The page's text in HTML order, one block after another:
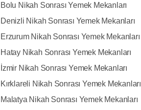
Bolu Nikah Sonrası Yemek Mekanları
Denizli Nikah Sonrası Yemek Mekanları
Erzurum Nikah Sonrası Yemek Mekanları
Hatay Nikah Sonrası Yemek Mekanları
İzmir Nikah Sonrası Yemek Mekanları
Kırklareli Nikah Sonrası Yemek Mekanları
Malatya Nikah Sonrası Yemek Mekanları